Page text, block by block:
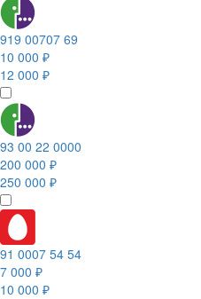
919 00707 69
10 000 ₽
12 000 ₽
93 00 22 0000
200 000 ₽
250 000 ₽
91 0007 54 54
7 000 ₽
10 000 ₽